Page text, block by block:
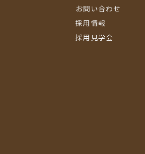
お問い合わせ
採用情報
採用見学会